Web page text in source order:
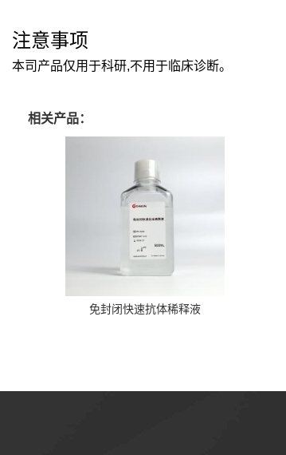
注意事项
本司产品仅用于科研,不用于临床诊断。
相关产品：
免封闭快速抗体稀释液